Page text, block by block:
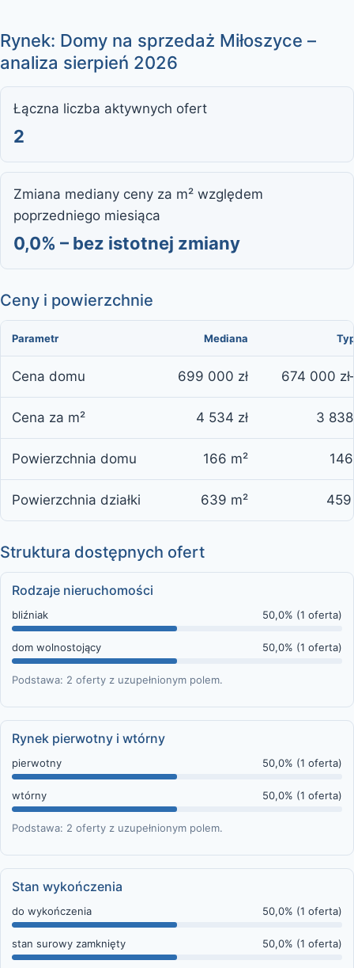
Rynek: Domy na sprzedaż Miłoszyce –
analiza sierpień 2026
Łączna liczba aktywnych ofert
2
Zmiana mediany ceny za m² względem
poprzedniego miesiąca
0,0% – bez istotnej zmiany
Ceny i powierzchnie
Parametr Mediana
Cena domu 699 000 zł 674 000
Cena za m² 4 534 zł 3 838
Powierzchnia domu 166 m²
Powierzchnia działki 639 m² 459
Struktura dostępnych ofert
Rodzaje nieruchomości
bliźniak 50,0% (1 oferta)
dom wolnostojący 50,0% (1 oferta)
Podstawa: 2 oferty z uzupełnionym polem.
Rynek pierwotny i wtórny
pierwotny 50,0% (1 oferta)
wtórny 50,0% (1 oferta)
Podstawa: 2 oferty z uzupełnionym polem.
Stan wykończenia
do wykończenia 50,0% (1 oferta)
stan surowy zamknięty 50,0% (1 oferta)